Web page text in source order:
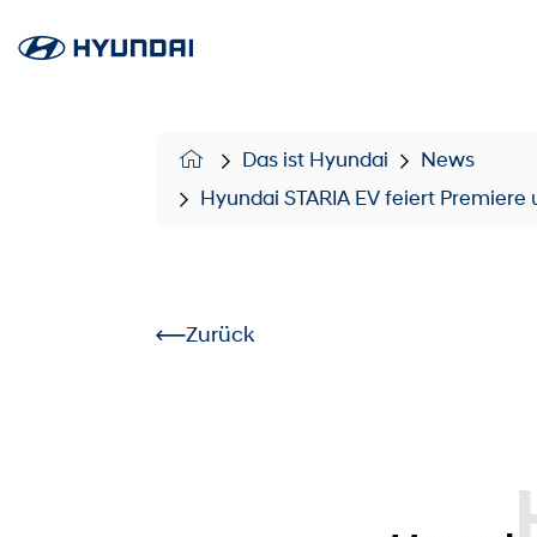
Das ist Hyundai
News
Hyundai STARIA EV feiert
Zurück